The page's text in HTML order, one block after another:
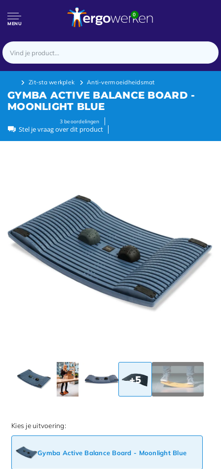
MENU
0
Zit-sta werkplek Anti-vermoeidheidsmat
GYMBA ACTIVE BALANCE BOARD -
MOONLIGHT BLUE
3beoordelingen
Stel je vraag over dit product
+5
Kies je uitvoering:
Gymba Active Balance Board - Moonlight Blue